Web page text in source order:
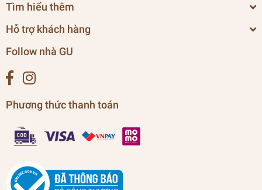
Tìm hiểu thêm
Hỗ trợ khách hàng
Follow nhà GU
Phương thức thanh toán